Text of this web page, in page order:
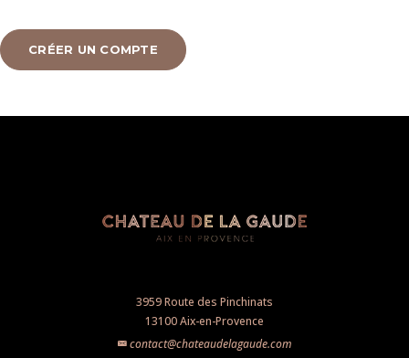
CRÉER UN COMPTE
3959 Route des Pinchinats
13100 Aix-en-Provence
contact@chateaudelagaude.com